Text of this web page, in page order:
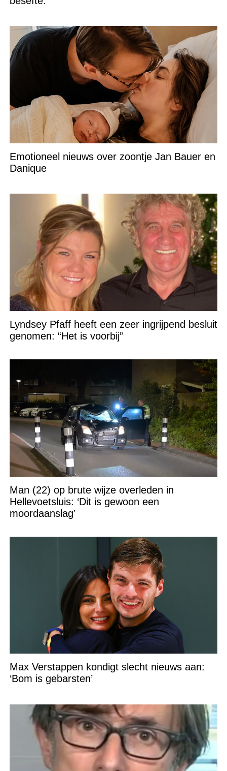
Emotioneel nieuws over zoontje Jan Bauer en
Danique
Lyndsey Pfaff heeft een zeer ingrijpend besluit
genomen: “Het is voorbij”
Man (22) op brute wijze overleden in
Hellevoetsluis: ‘Dit is gewoon een
moordaanslag’
Max Verstappen kondigt slecht nieuws aan:
‘Bom is gebarsten’